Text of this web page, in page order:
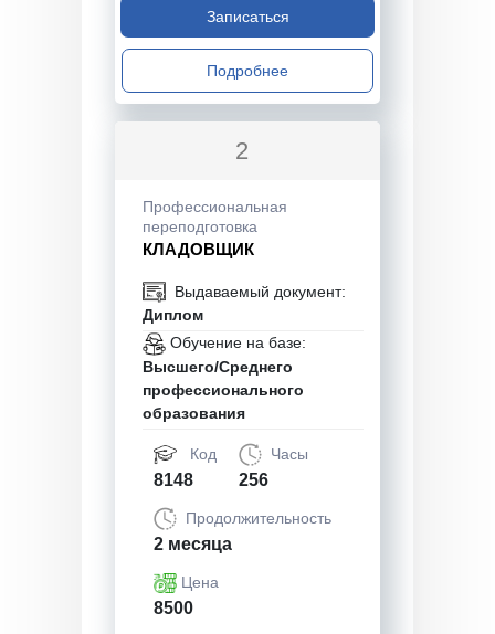
Записаться
Подробнее
2
Профессиональная
переподготовка
КЛАДОВЩИК
Выдаваемый документ:
Диплом
Обучение на базе:
Высшего/Среднего
профессионального
образования
Код
8148
Часы
256
Продолжительность
2 месяца
Цена
8500